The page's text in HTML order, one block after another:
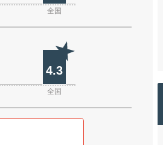
全国
4.3
全国